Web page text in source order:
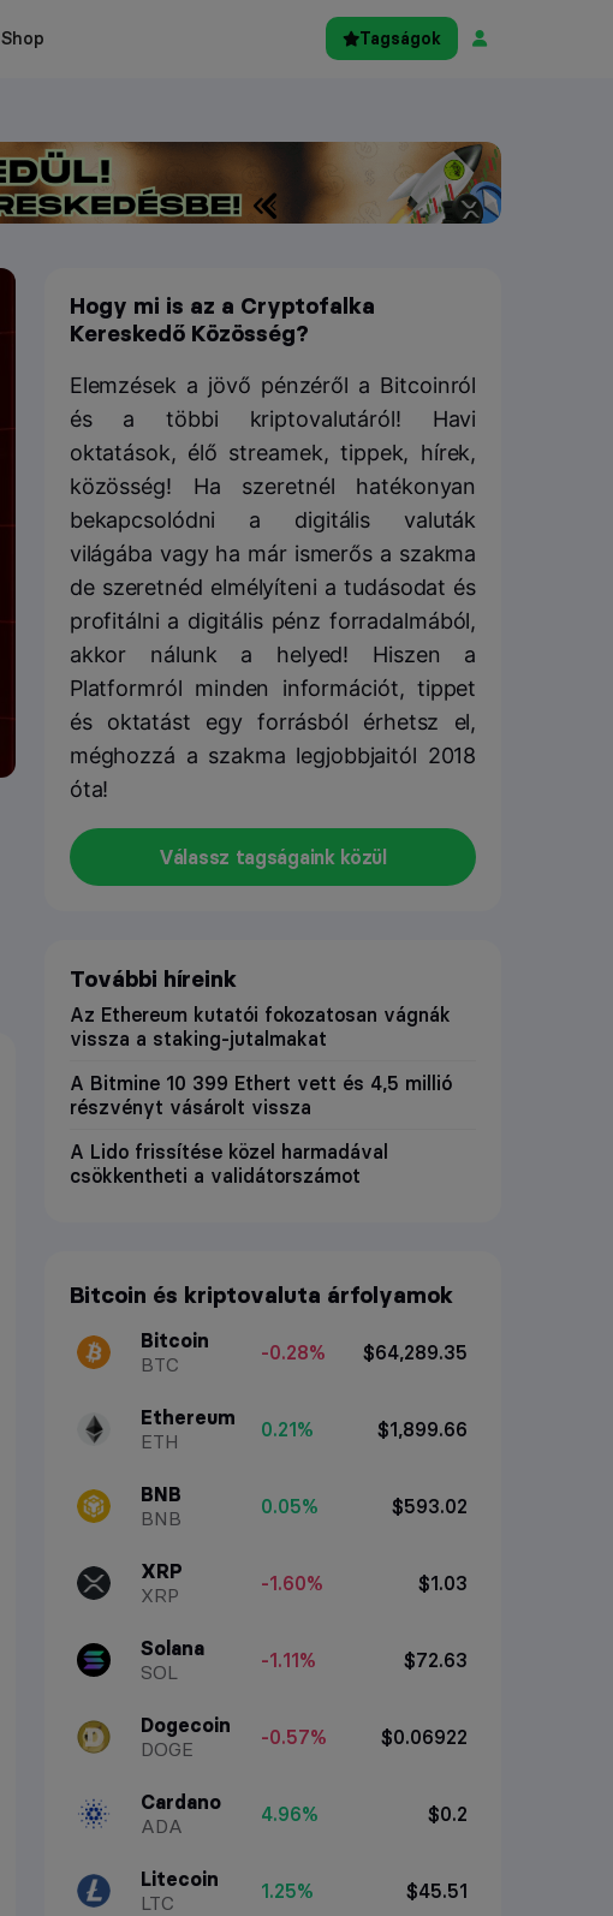
Shop Tagságok
Hogy mi is az a Cryptofalka
Kereskedő Közösség?
Elemzések a jövő pénzéről a Bitcoinról
és a többi kriptovalutáról! Havi
oktatások, élő streamek, tippek, hírek,
közösség! Ha szeretnél hatékonyan
bekapcsolódni a digitális valuták
világába vagy ha már ismerős a szakma
de szeretnéd elmélyíteni a tudásodat és
profitálni a digitális pénz forradalmából,
akkor nálunk a helyed! Hiszen a
Platformról minden információt, tippet
és oktatást egy forrásból érhetsz el,
méghozzá a szakma legjobbjaitól 2018
óta!
Válassz tagságaink közül
További híreink
Az Ethereum kutatói fokozatosan vágnák
vissza a staking-jutalmakat
A Bitmine 10 399 Ethert vett és 4,5 millió
részvényt vásárolt vissza
A Lido frissítése közel harmadával
csökkentheti a validátorszámot
Bitcoin és kriptovaluta árfolyamok
Bitcoin
BTC
-0.28% $64,289.35
Ethereum
ETH
0.21% $1,899.66
BNB
BNB
0.05% $593.02
XRP
XRP
-1.60% $1.03
Solana
SOL
-1.11% $72.63
Dogecoin
DOGE
-0.57% $0.06922
Cardano
ADA
4.96% $0.2
Litecoin
LTC
1.25% $45.51